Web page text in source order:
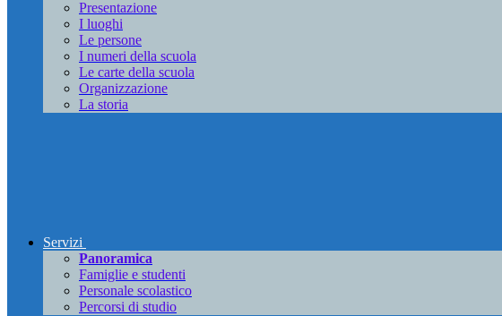
Presentazione
I luoghi
Le persone
I numeri della scuola
Le carte della scuola
Organizzazione
La storia
Servizi
Panoramica
Famiglie e studenti
Personale scolastico
Percorsi di studio